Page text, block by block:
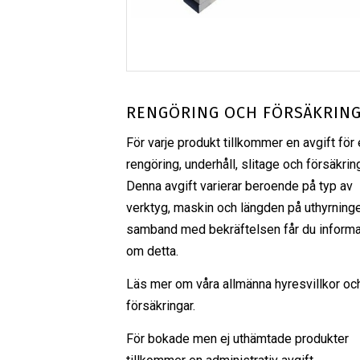
RENGÖRING OCH FÖRSÄKRING
För varje produkt tillkommer en avgift för
rengöring, underhåll, slitage och
Denna avgift varierar beroende på typ av
verktyg, maskin och längden på
samband med bekräftelsen får du
om detta.
Läs mer om våra allmänna hyresvillkor
försäkringar.
För bokade men ej uthämtade produkter